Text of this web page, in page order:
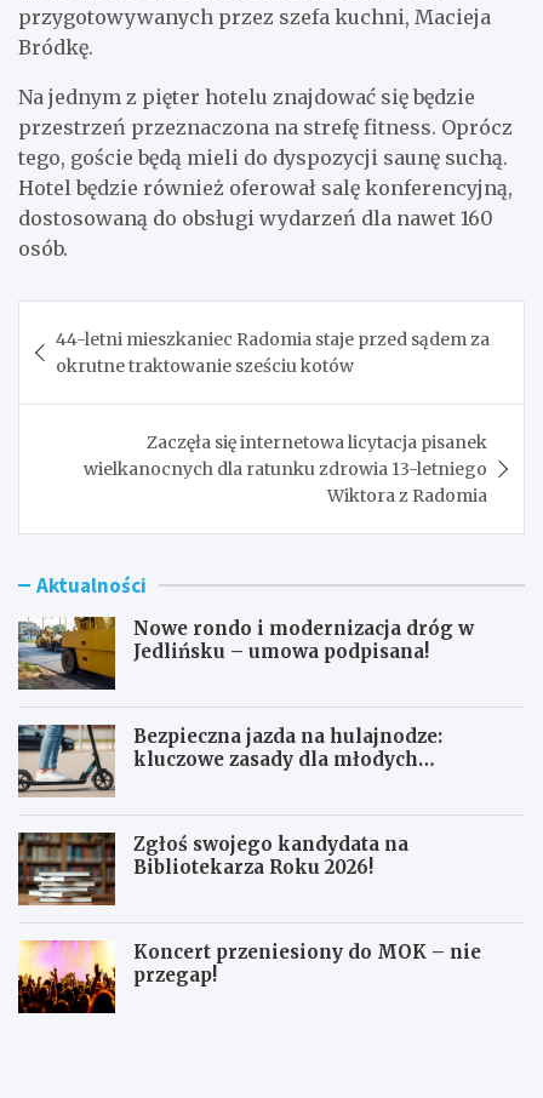
przygotowywanych przez szefa kuchni, Macieja
Bródkę.
Na jednym z pięter hotelu znajdować się będzie
przestrzeń przeznaczona na strefę fitness. Oprócz
tego, goście będą mieli do dyspozycji saunę suchą.
Hotel będzie również oferował salę konferencyjną,
dostosowaną do obsługi wydarzeń dla nawet 160
osób.
wpisu
44-letni mieszkaniec Radomia staje przed sądem za
okrutne traktowanie sześciu kotów
Zaczęła się internetowa licytacja pisanek
wielkanocnych dla ratunku zdrowia 13-letniego
Wiktora z Radomia
Aktualności
Nowe rondo i modernizacja dróg w
Jedlińsku – umowa podpisana!
Bezpieczna jazda na hulajnodze:
kluczowe zasady dla młodych
Zgłoś swojego kandydata na
Bibliotekarza Roku 2026!
Koncert przeniesiony do MOK – nie
przegap!
N
B